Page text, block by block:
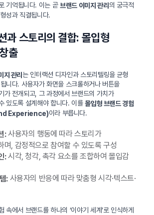
기억됩니다. 이는 곧브랜드 이미지 관리의 궁극적
성과 직결됩니다.
과 스토리의 결합: 몰입형
출
지 관리는 인터랙션 디자인과 스토리텔링을 균형
니다. 사용자가 화면을 스크롤하거나 버튼을
가 전개되고, 그 과정에서 브랜드의 가치가
있도록 설계해야 합니다. 이를몰입형 브랜드 경험
Experience)이라 부릅니다.
:사용자의 행동에 따라 스토리가
며, 감정적으로 참여할 수 있도록 구성
:시각, 청각, 촉각 요소를 조합하여 몰입감
:사용자의 반응에 따라 맞춤형 시각·텍스트·
속에서 브랜드를 하나의 ‘이야기 세계’로 인식하게